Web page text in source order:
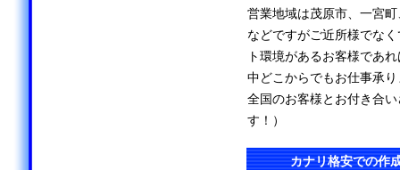
営業地域は茂原市、一宮
などですがご近所様でな
ト環境があるお客様であ
中どこからでもお仕事承
全国のお客様とお付き合
す！）
カナリ格安での作